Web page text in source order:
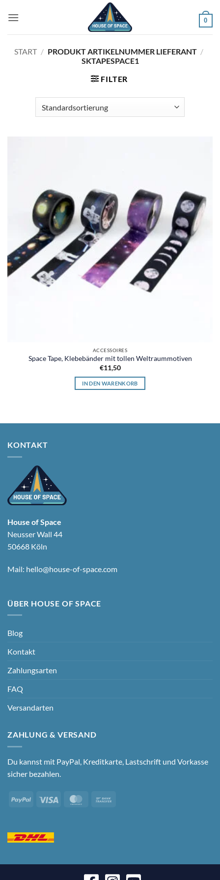
Inhalt
0
START / PRODUKT ARTIKELNUMMER LIEFERANT /
SKTAPESPACE1
FILTER
ACCESSOIRES
Space Tape, Klebebänder mit tollen Weltraummotiven
€11,50
IN DEN WARENKORB
KONTAKT
House of Space
Neusser Wall 44
50668 Köln
Mail: hello@house-of-space.com
ÜBER HOUSE OF SPACE
Blog
Kontakt
Zahlungsarten
FAQ
Versandarten
ZAHLUNG & VERSAND
Du kannst mit PayPal, Kreditkarte, Lastschrift und Vorkasse
sicher bezahlen.
PayPal Visa MasterCard